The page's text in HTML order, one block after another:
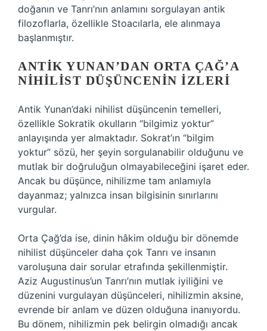
doğanın ve Tanrı’nın anlamını sorgulayan antik
filozoflarla, özellikle Stoacılarla, ele alınmaya
başlanmıştır.
ANTIK YUNAN’DAN ORTA ÇAĞ’A
NIHILIST DÜŞÜNCENIN İZLERI
Antik Yunan’daki nihilist düşüncenin temelleri,
özellikle Sokratik okulların “bilgimiz yoktur”
anlayışında yer almaktadır. Sokrat’ın “bilgim
yoktur” sözü, her şeyin sorgulanabilir olduğunu ve
mutlak bir doğruluğun olmayabileceğini işaret eder.
Ancak bu düşünce, nihilizme tam anlamıyla
dayanmaz; yalnızca insan bilgisinin sınırlarını
vurgular.
Orta Çağ’da ise, dinin hâkim olduğu bir dönemde
nihilist düşünceler daha çok Tanrı ve insanın
varoluşuna dair sorular etrafında şekillenmiştir.
Aziz Augustinus’un Tanrı’nın mutlak iyiliğini ve
düzenini vurgulayan düşünceleri, nihilizmin aksine,
evrende bir anlam ve düzen olduğuna inanıyordu.
Bu dönem, nihilizmin pek belirgin olmadığı ancak